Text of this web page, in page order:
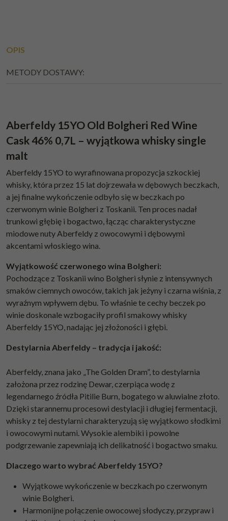
OPIS
METODY DOSTAWY:
Aberfeldy 15YO Old Bolgheri Red Wine
Cask 46% 0,7L – wyjątkowa whisky single
malt
Aberfeldy 15YO to wyrafinowana propozycja szkockiej
whisky, która przez 15 lat dojrzewała w dębowych beczkach,
a jej finalne wykończenie odbyło się w beczkach po
czerwonym winie Bolgheri z Toskanii. Ten proces nadał
trunkowi głębię i bogactwo, łącząc charakterystyczne
miodowe nuty Aberfeldy z owocowymi i dębowymi
akcentami włoskiego wina.
Wyjątkowość czerwonego wina Bolgheri:
Pochodzące z Toskanii wino Bolgheri słynie z intensywnych
smaków ciemnych owoców, takich jak jeżyny i czarna wiśnia, z
wyraźnym wpływem dębu. To właśnie te cechy beczek po
winie doskonale wzbogaciły profil smakowy whisky
Aberfeldy 15YO, nadając jej złożoności i głębi.
Destylarnia Aberfeldy – tradycja i jakość:
Aberfeldy, znana jako „The Golden Dram”, to destylarnia
założona przez rodzinę Dewar, czerpiąca wodę z
legendarnego źródła Pitilie Burn, bogatego w aluwialne złoto.
Dzięki starannemu procesowi destylacji i długiej fermentacji,
whisky z tej destylarni charakteryzują się wyjątkowo słodkimi
i owocowymi nutami. Wysokie alembiki i powolne
podgrzewanie zapewniają ich delikatność i bogactwo smaku.
Dlaczego warto wybrać Aberfeldy 15YO?
Wyjątkowe wykończenie w beczkach po czerwonym
winie Bolgheri.
Harmonijne połączenie owocowej słodyczy, przypraw i